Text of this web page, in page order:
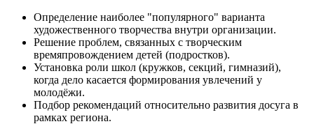
Определение наиболее "популярного" варианта
художественного творчества внутри организации.
Решение проблем, связанных с творческим
времяпровождением детей (подростков).
Установка роли школ (кружков, секций, гимназий),
когда дело касается формирования увлечений у
молодёжи.
Подбор рекомендаций относительно развития досуга в
рамках региона.